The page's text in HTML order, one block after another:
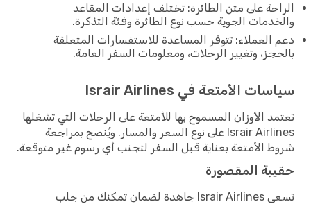
الراحة على متن الطائرة: تختلف إعدادات المقاعد
والخدمات الجوية حسب نوع الطائرة وفئة التذكرة.
دعم العملاء: تتوفر المساعدة للاستفسارات المتعلقة
بالحجز، وتغيير الرحلات، ومعلومات السفر العامة.
سياسات الأمتعة في Israir Airlines
تعتمد الأوزان المسموح بها للأمتعة على الرحلات التي تشغلها
Israir Airlines على نوع السعر والمسار. ويُنصح بمراجعة
شروط الأمتعة بعناية قبل السفر لتجنب أي رسوم غير متوقعة.
حقيبة المقصورة
تسعى Israir Airlines جاهدة لضمان تمكنك من جلب